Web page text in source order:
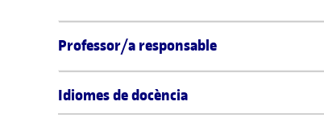
Professor/a responsable
Idiomes de docència